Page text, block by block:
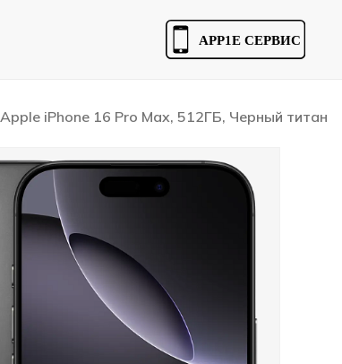
Apple iPhone 16 Pro Max, 512ГБ, Черный титан